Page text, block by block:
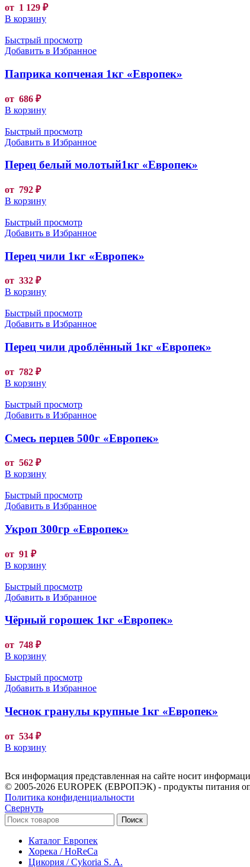
от 1 129 ₽
В корзину
Быстрый просмотр
Добавить в Избранное
Паприка копченая 1кг «Европек»
от 686 ₽
В корзину
Быстрый просмотр
Добавить в Избранное
Перец белый молотый1кг «Европек»
от 792 ₽
В корзину
Быстрый просмотр
Добавить в Избранное
Перец чили 1кг «Европек»
от 332 ₽
В корзину
Быстрый просмотр
Добавить в Избранное
Перец чили дроблённый 1кг «Европек»
от 782 ₽
В корзину
Быстрый просмотр
Добавить в Избранное
Смесь перцев 500г «Европек»
от 562 ₽
В корзину
Быстрый просмотр
Добавить в Избранное
Укроп 300гр «Европек»
от 91 ₽
В корзину
Быстрый просмотр
Добавить в Избранное
Чёрный горошек 1кг «Европек»
от 748 ₽
В корзину
Быстрый просмотр
Добавить в Избранное
Чеснок гранулы крупные 1кг «Европек»
от 534 ₽
В корзину
Вся информация представленная на сайте носит
© 2005-2026 EUROPEK (ЕВРОПЭК) - продукты питания
Политика конфиденциальности
Свернуть
Поиск
Каталог Европек
Хорека / HoReCa
Цикория / Cykoria S. A.